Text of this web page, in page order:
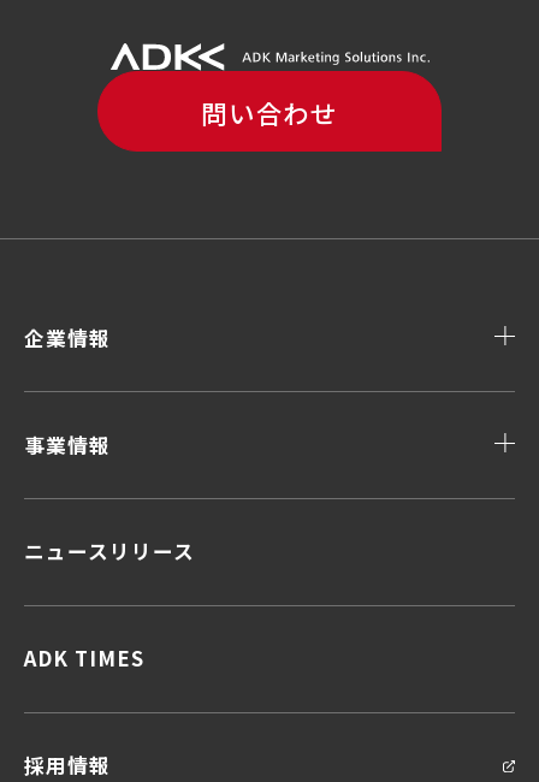
問い合わせ
企業情報
事業情報
顧客データ＆インサイト
企画力・クリエイティビティ
ニュースリリース
ADK TIMES
採用情報